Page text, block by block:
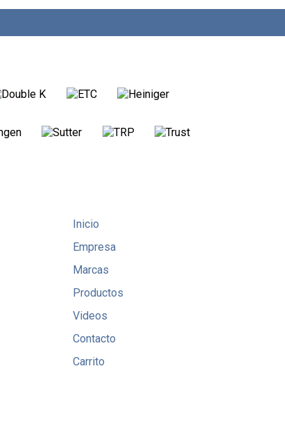
Inicio
Empresa
Marcas
Productos
Videos
Contacto
Carrito